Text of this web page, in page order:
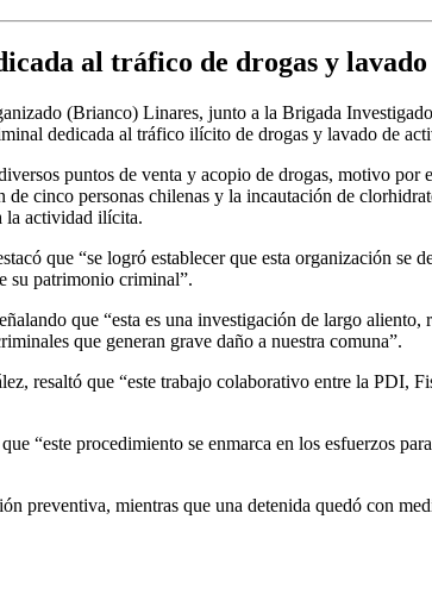
al tráfico de drogas y
(Brianco) Linares, junto a la Brigada
dedicada al tráfico ilícito de drogas y lavado de
puntos de venta y acopio de drogas, motivo
cinco personas chilenas y la incautación de
la actividad ilícita.
que “se logró establecer que esta organización se
su patrimonio criminal”.
que “esta es una investigación de largo
que generan grave daño a nuestra comuna”.
resaltó que “este trabajo colaborativo entre la PDI,
“este procedimiento se enmarca en los esfuerzos
preventiva, mientras que una detenida quedó con